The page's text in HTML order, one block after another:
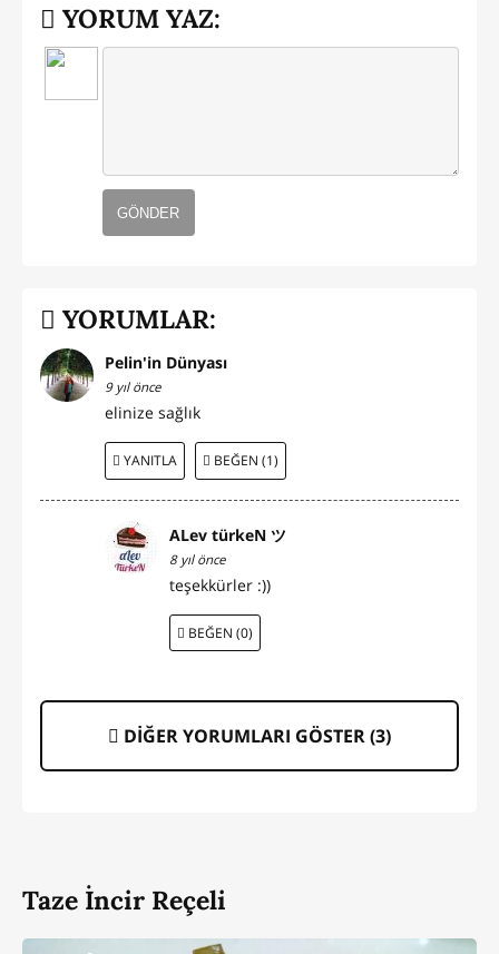
YORUM YAZ:
GÖNDER
YORUMLAR:
Pelin'in Dünyası
9 yıl önce
elinize sağlık
YANITLA BEĞEN (1)
ALev türkeN ツ
8 yıl önce
teşekkürler :))
BEĞEN (0)
DİĞER YORUMLARI GÖSTER (3)
Taze İncir Reçeli